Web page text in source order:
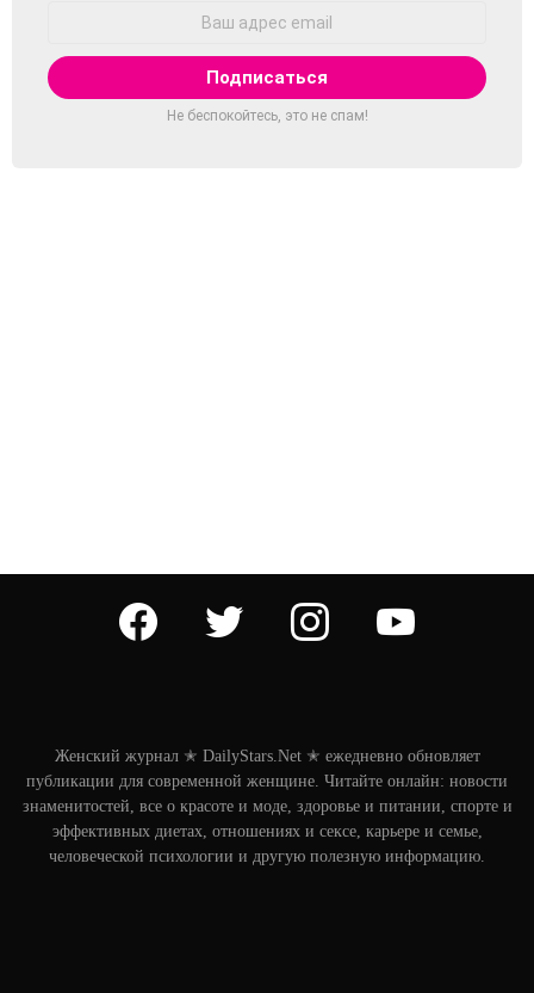
Не беспокойтесь, это не спам!
facebook twitter instagram
Женский журнал ✭ DailyStars.Net ✭ ежедневно обновляет
публикации для современной женщине. Читайте онлайн: новости
знаменитостей, все о красоте и моде, здоровье и питании, спорте и
эффективных диетах, отношениях и сексе, карьере и семье,
человеческой психологии и другую полезную информацию.